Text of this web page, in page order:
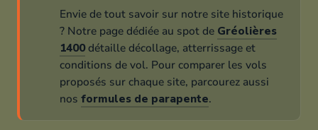
Envie de tout savoir sur notre site historique
? Notre page dédiée au spot de Gréolières
1400détaille décollage, atterrissage et
conditions de vol. Pour comparer les vols
proposés sur chaque site, parcourez aussi
nos formules de parapente.